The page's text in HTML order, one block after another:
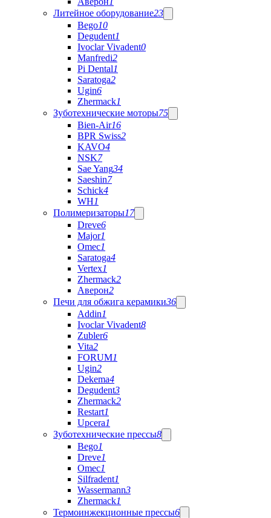
Литейное оборудование23
Bego10
Degudent1
Ivoclar Vivadent0
Manfredi2
Pi Dental1
Saratoga2
Ugin6
Zhermack1
Зуботехнические моторы75
Bien-Air16
BPR Swiss2
KAVO4
NSK7
Sae Yang34
Saeshin7
Schick4
WH1
Полимеризаторы17
Dreve6
Major1
Omec1
Saratoga4
Vertex1
Zhermack2
Аверон2
Печи для обжига керамики36
Addin1
Ivoclar Vivadent8
Zubler6
Vita2
FORUM1
Ugin2
Dekema4
Degudent3
Zhermack2
Restart1
Upcera1
Зуботехнические прессы8
Bego1
Dreve1
Omec1
Silfradent1
Wassermann3
Zhermack1
Термоинжекционные прессы6